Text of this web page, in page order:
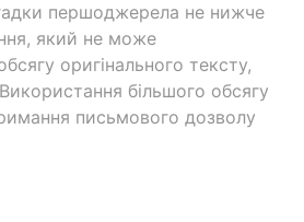
першоджерела не нижче
який не може
оригінального тексту,
більшого обсягу
письмового дозволу